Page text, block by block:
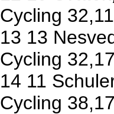
Cycling
13 13
Cycling
14 11
Cycling